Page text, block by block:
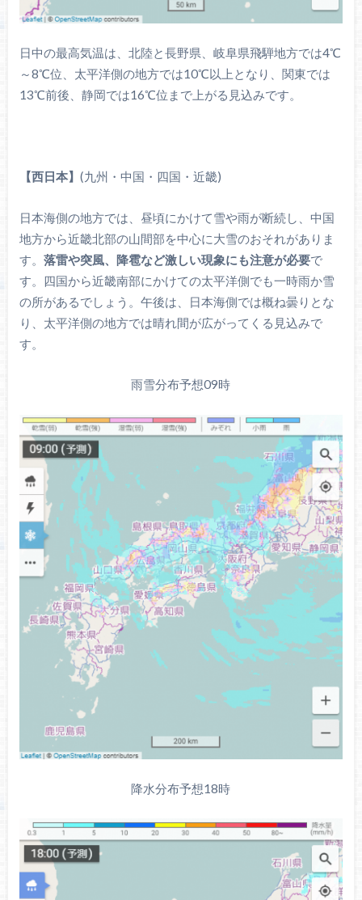
日中の最高気温は、北陸と長野県、岐阜県飛騨地方では4℃
～8℃位、太平洋側の地方では10℃以上となり、関東では
13℃前後、静岡では16℃位まで上がる見込みです。
【西日本】 (九州・中国・四国・近畿)
日本海側の地方では、昼頃にかけて雪や雨が断続し、中国
地方から近畿北部の山間部を中心に大雪のおそれがありま
す。 落雷や突風、降雹など激しい現象にも注意が必要で
す。四国から近畿南部にかけての太平洋側でも一時雨か雪
の所があるでしょう。午後は、日本海側では概ね曇りとな
り、太平洋側の地方では晴れ間が広がってくる見込みで
す。
雨雪分布予想09時
降水分布予想18時